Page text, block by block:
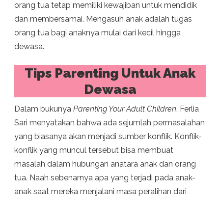
orang tua tetap memiliki kewajiban untuk mendidik
dan membersamai. Mengasuh anak adalah tugas
orang tua bagi anaknya mulai dari kecil hingga
dewasa.
Tips Parenting Untuk Anak
Dewasa
Dalam bukunya Parenting Your Adult Children , Ferlia
Sari menyatakan bahwa ada sejumlah permasalahan
yang biasanya akan menjadi sumber konflik. Konflik-
konflik yang muncul tersebut bisa membuat
masalah dalam hubungan anatara anak dan orang
tua. Naah sebenarnya apa yang terjadi pada anak-
anak saat mereka menjalani masa peralihan dari